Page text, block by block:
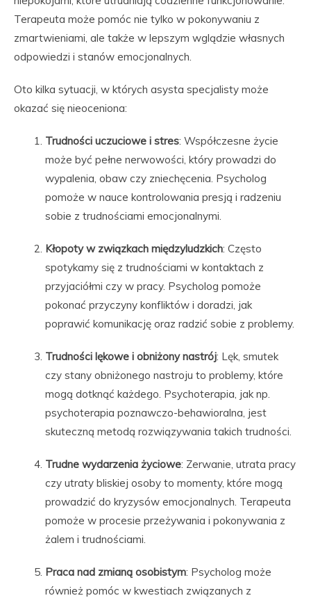
Terapeuta może pomóc nie tylko w pokonywaniu z
zmartwieniami, ale także w lepszym wglądzie własnych
odpowiedzi i stanów emocjonalnych.
Oto kilka sytuacji, w których asysta specjalisty może
okazać się nieoceniona:
Trudności uczuciowe i stres: Współczesne życie
może być pełne nerwowości, który prowadzi do
wypalenia, obaw czy zniechęcenia. Psycholog
pomoże w nauce kontrolowania presją i radzeniu
sobie z trudnościami emocjonalnymi.
Kłopoty w związkach międzyludzkich: Często
spotykamy się z trudnościami w kontaktach z
przyjaciółmi czy w pracy. Psycholog pomoże
pokonać przyczyny konfliktów i doradzi, jak
poprawić komunikację oraz radzić sobie z problemy.
Trudności lękowe i obniżony nastrój: Lęk, smutek
czy stany obniżonego nastroju to problemy, które
mogą dotknąć każdego. Psychoterapia, jak np.
psychoterapia poznawczo-behawioralna, jest
skuteczną metodą rozwiązywania takich trudności.
Trudne wydarzenia życiowe: Zerwanie, utrata pracy
czy utraty bliskiej osoby to momenty, które mogą
prowadzić do kryzysów emocjonalnych. Terapeuta
pomoże w procesie przeżywania i pokonywania z
żalem i trudnościami.
Praca nad zmianą osobistym: Psycholog może
również pomóc w kwestiach związanych z